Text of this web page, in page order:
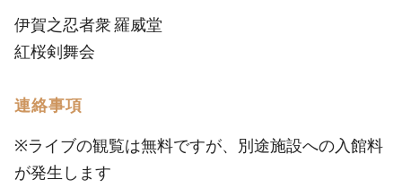
伊賀之忍者衆 羅威堂
紅桜剣舞会
連絡事項
※ライブの観覧は無料ですが、別途施設への入館料
が発生します